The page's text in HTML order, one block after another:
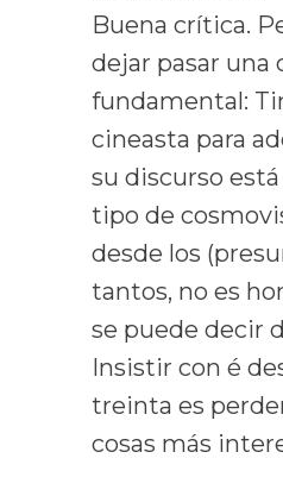
Buena crítica.
dejar pasar una
fundamental:
cineasta para
su discurso
tipo de
desde los
tantos, no es
se puede decir
Insistir con é
treinta es
cosas más